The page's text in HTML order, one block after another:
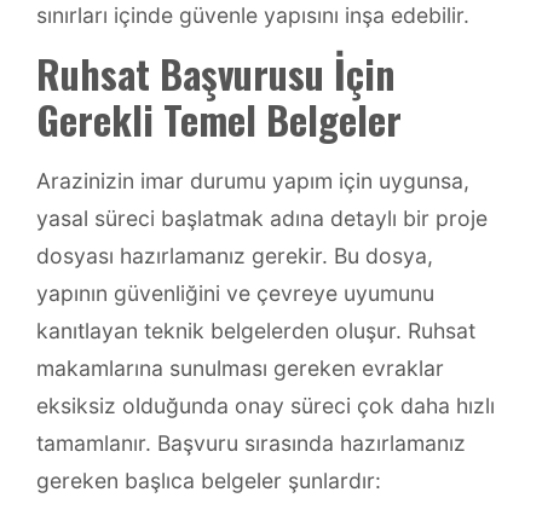
sınırları içinde güvenle yapısını inşa edebilir.
Ruhsat Başvurusu İçin
Gerekli Temel Belgeler
Arazinizin imar durumu yapım için uygunsa,
yasal süreci başlatmak adına detaylı bir proje
dosyası hazırlamanız gerekir. Bu dosya,
yapının güvenliğini ve çevreye uyumunu
kanıtlayan teknik belgelerden oluşur. Ruhsat
makamlarına sunulması gereken evraklar
eksiksiz olduğunda onay süreci çok daha hızlı
tamamlanır. Başvuru sırasında hazırlamanız
gereken başlıca belgeler şunlardır: